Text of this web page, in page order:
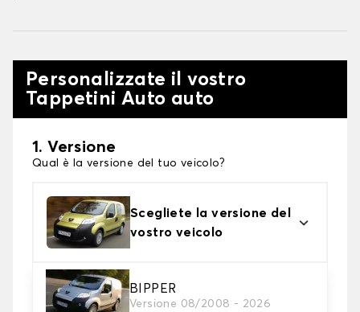
Personalizzate il vostro
Tappetini Auto auto
1. Versione
Qual è la versione del tuo veicolo?
Scegliete la versione del
vostro veicolo
BIPPER
Versione 08/2008 - 2026
2. Materiale
Scegli il materiale del tappetini auto